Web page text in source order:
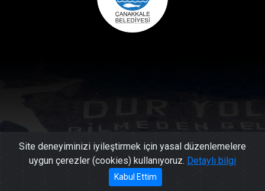
Site deneyiminizi iyileştirmek için yasal düzenlemelere
uygun çerezler (cookies) kullanıyoruz. Detaylı bilgi
Kabul Ettim
Başkan'a Mesaj